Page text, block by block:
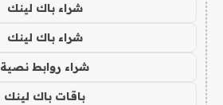
شراء باك لينك
شراء باك لينك
شراء روابط نصية
باقات باك لينك